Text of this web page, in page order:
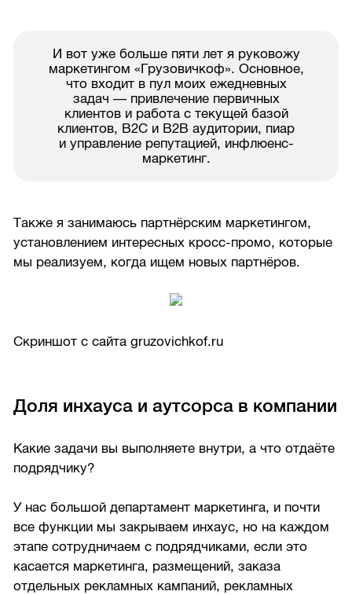
И вот уже больше пяти лет я руковожу
маркетингом «Грузовичкоф». Основное,
что входит в пул моих ежедневных
задач — привлечение первичных
клиентов и работа с текущей базой
клиентов, B2C и B2B аудитории, пиар
и управление репутацией, инфлюенс-
маркетинг.
Также я занимаюсь партнёрским маркетингом,
установлением интересных кросс-промо, которые
мы реализуем, когда ищем новых партнёров.
Скриншот с сайта gruzovichkof.ru
Доля инхауса и аутсорса в компании
Какие задачи вы выполняете внутри, а что отдаёте
подрядчику?
У нас большой департамент маркетинга, и почти
все функции мы закрываем инхаус, но на каждом
этапе сотрудничаем с подрядчиками, если это
касается маркетинга, размещений, заказа
отдельных рекламных кампаний, рекламных